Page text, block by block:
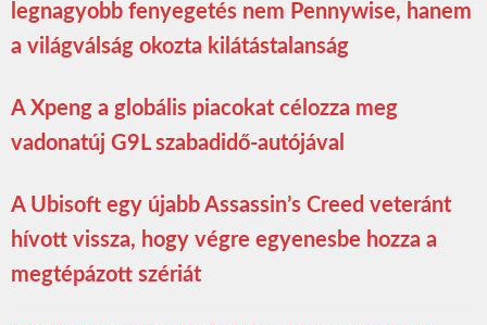
legnagyobb fenyegetés nem Pennywise, hanem
a világválság okozta kilátástalanság
A Xpeng a globális piacokat célozza meg
vadonatúj G9L szabadidő-autójával
A Ubisoft egy újabb Assassin’s Creed veteránt
hívott vissza, hogy végre egyenesbe hozza a
megtépázott szériát